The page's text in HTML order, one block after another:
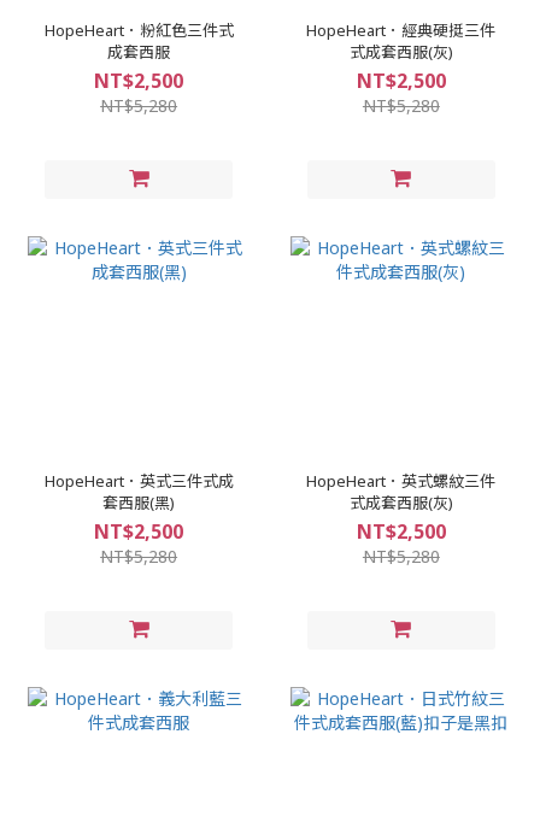
HopeHeart．粉紅色三件式
成套西服
NT$2,500
NT$5,280
HopeHeart．經典硬挺三件
式成套西服(灰)
NT$2,500
NT$5,280
HopeHeart．英式三件式成
套西服(黑)
NT$2,500
NT$5,280
HopeHeart．英式螺紋三件
式成套西服(灰)
NT$2,500
NT$5,280